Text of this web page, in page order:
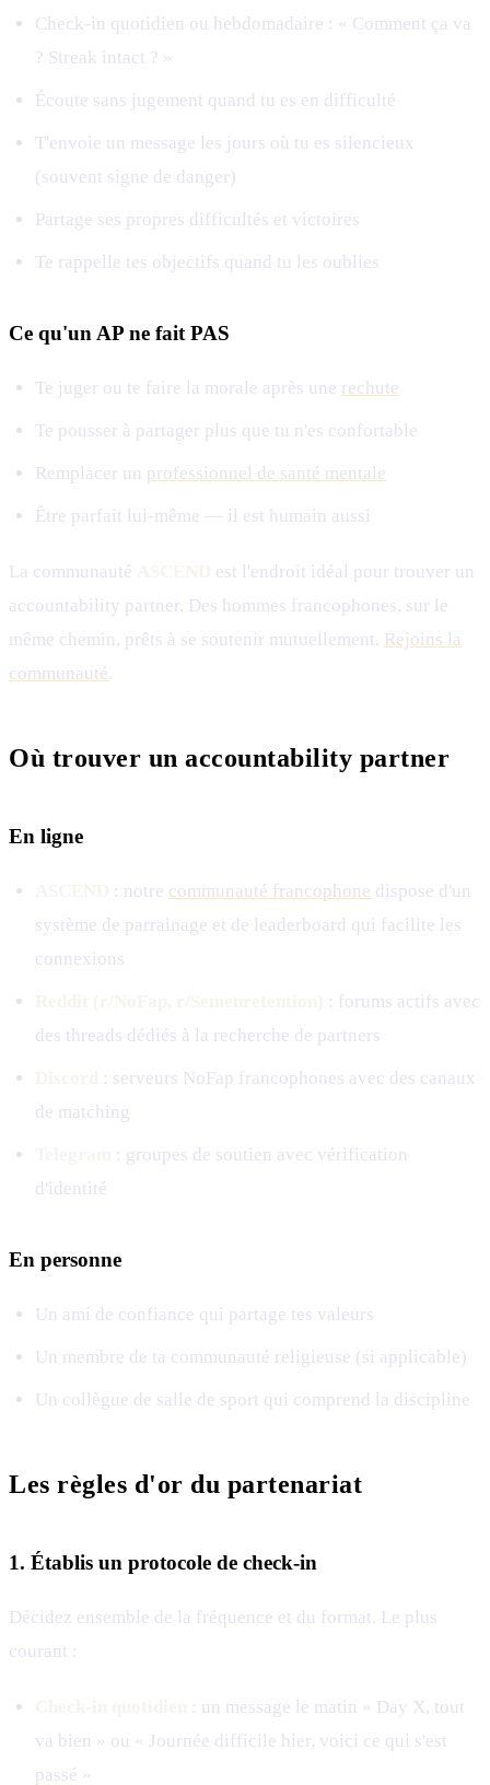
Check-in quotidien ou hebdomadaire : « Comment ça va
? Streak intact ? »
Écoute sans jugement quand tu es en difficulté
T'envoie un message les jours où tu es silencieux
(souvent signe de danger)
Partage ses propres difficultés et victoires
Te rappelle tes objectifs quand tu les oublies
Ce qu'un AP ne fait PAS
Te juger ou te faire la morale après une rechute
Te pousser à partager plus que tu n'es confortable
Remplacer un professionnel de santé mentale
Être parfait lui-même — il est humain aussi
La communauté
est l'endroit idéal pour trouver un
accountability partner. Des hommes francophones, sur le
même chemin, prêts à se soutenir mutuellement. Rejoins la
communauté.
Où trouver un accountability partner
En ligne
: notre communauté francophone dispose d'un
système de parrainage et de leaderboard qui facilite les
connexions
: forums actifs avec
des threads dédiés à la recherche de partners
: serveurs NoFap francophones avec des canaux
de matching
: groupes de soutien avec vérification
d'identité
En personne
Un ami de confiance qui partage tes valeurs
Un membre de ta communauté religieuse (si applicable)
Un collègue de salle de sport qui comprend la discipline
Les règles d'or du partenariat
1. Établis un protocole de check-in
Décidez ensemble de la fréquence et du format. Le plus
courant :
: un message le matin « Day X, tout
va bien » ou « Journée difficile hier, voici ce qui s'est
passé »